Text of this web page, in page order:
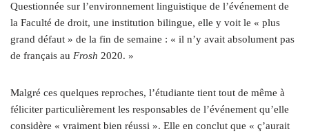
Questionnée sur l’environnement linguistique de l’événement de
la Faculté de droit, une institution bilingue, elle y voit le « plus
grand défaut » de la fin de semaine : « il n’y avait absolument pas
de français au Frosh 2020. »
Malgré ces quelques reproches, l’étudiante tient tout de même à
féliciter particulièrement les responsables de l’événement qu’elle
considère « vraiment bien réussi ». Elle en conclut que « ç’aurait